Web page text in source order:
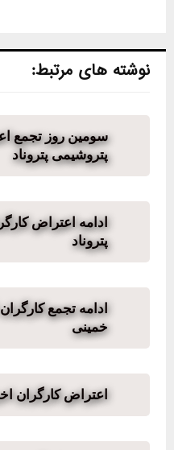
نوشته های مرتبط:
سومین روز تجمع
پتروشیمی پتروناد
ادامه اعتراض
پتروناد
ادامه تجمع
خمینی
اعتراض کارگران